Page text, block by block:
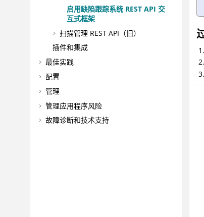
启用缺陷跟踪系统 REST API 交
互式框架
扫描管理 REST API（旧）
插件和集成
最佳实践
配置
管理
管理应用程序风险
故障诊断和技术支持